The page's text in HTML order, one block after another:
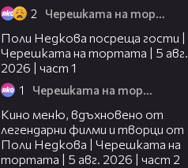
2 Черешката на тортата
Поли Недкова посреща гости |
Черешката на тортата | 5 авг.
2026 | част 1
1 Черешката на тортата
Кино меню, вдъхновено от
легендарни филми и творци от
Поли Недкова | Черешката на
тортата | 5 авг. 2026 | част 2